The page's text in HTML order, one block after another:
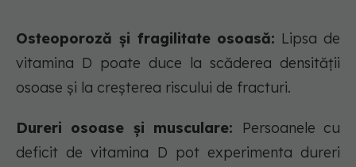
Osteoporoză și fragilitate osoasă: Lipsa de
vitamina D poate duce la scăderea densității
osoase și la creșterea riscului de fracturi.
Dureri osoase și musculare:
Persoanele cu
deficit de vitamina D pot experimenta dureri